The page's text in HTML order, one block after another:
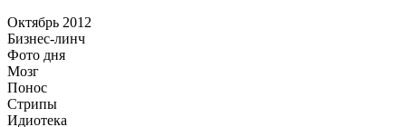
Октябрь 2012
Бизнес-линч
Фото дня
Мозг
Понос
Стрипы
Идиотека